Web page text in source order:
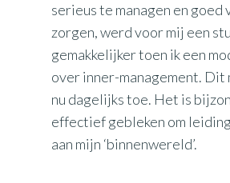
serieus te managen en
zorgen, werd voor mij een
gemakkelijker toen ik een
over inner-management. Dit
nu dagelijks toe. Het is
effectief gebleken om
aan mijn ‘binnenwereld’.